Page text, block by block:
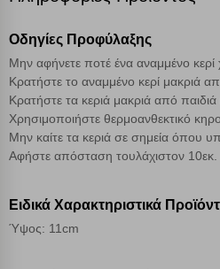
Οδηγίες Προφύλαξης
Μην αφήνετε ποτέ ένα αναμμένο κερί
Κρατήστε το αναμμένο κερί μακριά
Κρατήστε τα κεριά μακριά από παιδιά
Χρησιμοποιήστε θερμοανθεκτικό
Μην καίτε τα κεριά σε σημεία όπου
Αφήστε απόσταση τουλάχιστον 10εκ.
Ειδικά Χαρακτηριστικά
Ύψος: 11cm
Cookies στόχευσης
Cookies απόδοσης
Απολύτως απαραίτητα cookies
Αποθήκευση
Απόρριψη